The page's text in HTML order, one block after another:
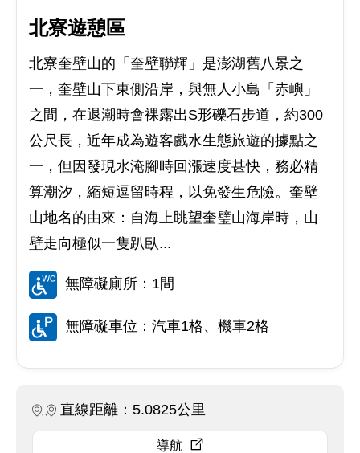
北寮遊憩區
北寮奎壁山的「奎壁聯輝」是澎湖舊八景之
一，奎壁山下東側沿岸，與無人小島「赤嶼」
之間，在退潮時會裸露出S形礫石步道，約300
公尺長，近年成為遊客戲水生態旅遊的據點之
一，但因發現水淹腳時回漲速度甚快，務必精
算潮汐，縮短逗留時程，以免發生危險。奎壁
山地名的由來：自海上眺望奎璧山海岸時，山
壁走向極似一隻趴臥...
無障礙廁所：1間
無障礙車位：汽車1格、機車2格
直線距離：5.0825公里
導航